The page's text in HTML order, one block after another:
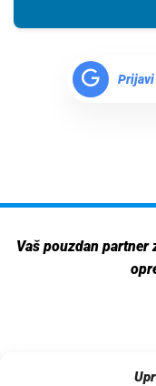
Prijavi
Vaš pouzdan partner